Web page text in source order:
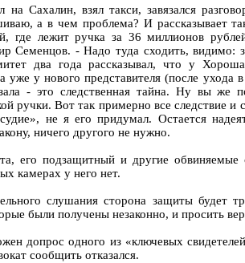
на Сахалин, взял такси, завязался
а в чем проблема? И рассказывает
где лежит ручка за 36 миллионов
Семенцов. - Надо туда сходить, видимо:
два года рассказывал, что у
уже у нового представителя (после
- это следственная тайна. Ну вы же
ручки. Вот так примерно все следствие
не я его придумал. Остается
ничего другого не нужно.
его подзащитный и другие
камерах у него нет.
слушания сторона защиты будет
были получены незаконно, и просить
допрос одного из «ключевых
сообщить отказался.